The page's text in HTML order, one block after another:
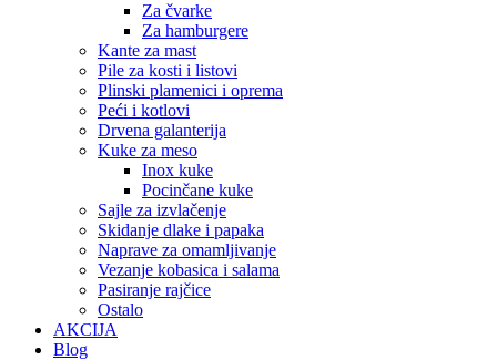
Za čvarke
Za hamburgere
Kante za mast
Pile za kosti i listovi
Plinski plamenici i oprema
Peći i kotlovi
Drvena galanterija
Kuke za meso
Inox kuke
Pocinčane kuke
Sajle za izvlačenje
Skidanje dlake i papaka
Naprave za omamljivanje
Vezanje kobasica i salama
Pasiranje rajčice
Ostalo
AKCIJA
Blog